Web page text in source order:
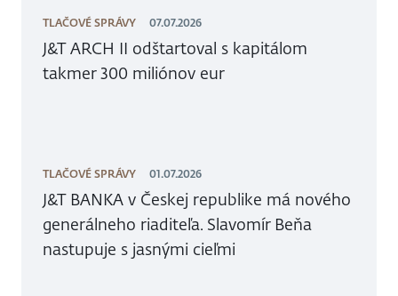
TLAČOVÉ SPRÁVY 07.07.2026
J&T ARCH II odštartoval s kapitálom
takmer 300 miliónov eur
TLAČOVÉ SPRÁVY 01.07.2026
J&T BANKA v Českej republike má nového
generálneho riaditeľa. Slavomír Beňa
nastupuje s jasnými cieľmi